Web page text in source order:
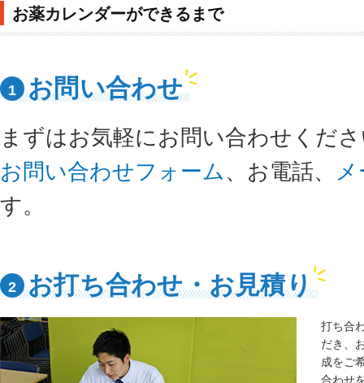
お薬カレンダーができるまで
1 お問い合わせ
まずはお気軽にお問い合わせくだ
お問い合わせフォーム 、お電話、
す。
2 お打ち合わせ・お見積り
打ち合
だき、
成をご
合わせ